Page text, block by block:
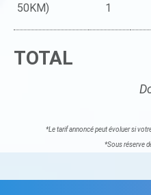
50KM)
1
TOTAL
*Le tarif annoncé peut évoluer si
*Sous réserve